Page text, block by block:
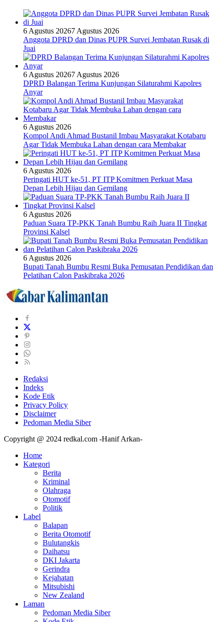
6 Agustus 20267 Agustus 2026
Anggota DPRD dan Dinas PUPR Survei Jembatan Rusak di
Juai
6 Agustus 20267 Agustus 2026
DPRD Balangan Terima Kunjungan Silaturahmi Kapolres
Anyar
6 Agustus 2026
Kompol Andi Ahmad Bustanil Imbau Masyarakat Kotabaru
Agar Tidak Membuka Lahan dengan cara Membakar
6 Agustus 2026
Peringati HUT ke-51, PT ITP Komitmen Perkuat Masa
Depan Lebih Hijau dan Gemilang
6 Agustus 2026
Paduan Suara TP-PKK Tanah Bumbu Raih Juara II Tingkat
Provinsi Kalsel
6 Agustus 2026
Bupati Tanah Bumbu Resmi Buka Pemusatan Pendidikan dan
Pelatihan Calon Paskibraka 2026
Redaksi
Indeks
Kode Etik
Privacy Policy
Disclaimer
Pedoman Media Siber
Copyright @ 2024 redkal.com -Hanif Arkan-
Home
Kategori
Berita
Kriminal
Olahraga
Otomotif
Politik
Label
Balapan
Berita Otomotif
Bulutangkis
Daihatsu
DKI Jakarta
Gerindra
Kejahatan
Mitsubishi
New Zealand
Laman
Pedoman Media Siber